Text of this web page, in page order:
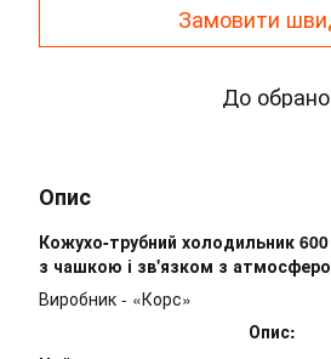
Замовити
До
Опис
Кожухо-трубний холодильник
з чашкою і зв'язком з
Виробник - «Корс»
Опис: